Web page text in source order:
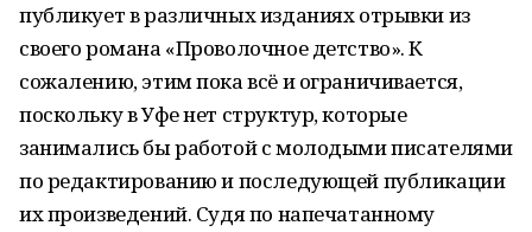
публикует в различных изданиях отрывки из
своего романа «Проволочное детство». К
сожалению, этим пока всё и ограничивается,
поскольку в Уфе нет структур, которые
занимались бы работой с молодыми писателями
по редактированию и последующей публикации
их произведений. Судя по напечатанному